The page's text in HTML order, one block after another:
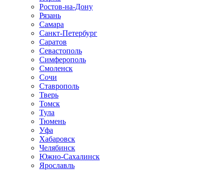
Ростов-на-Дону
Рязань
Самара
Санкт-Петербург
Саратов
Севастополь
Симферополь
Смоленск
Сочи
Ставрополь
Тверь
Томск
Тула
Тюмень
Уфа
Хабаровск
Челябинск
Южно-Сахалинск
Ярославль